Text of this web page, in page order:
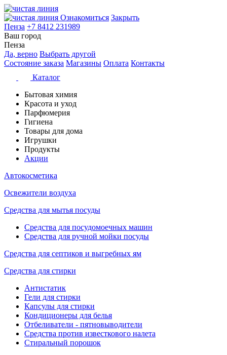
Ознакомиться Закрыть
Пенза +7 8412 231989
Ваш город
Пенза
Да, верно Выбрать другой
Состояние заказа Магазины Оплата Контакты
Каталог
Бытовая химия
Красота и уход
Парфюмерия
Гигиена
Товары для дома
Игрушки
Продукты
Акции
Автокосметика
Освежители воздуха
Средства для мытья посуды
Средства для посудомоечных машин
Средства для ручной мойки посуды
Средства для септиков и выгребных ям
Средства для стирки
Антистатик
Гели для стирки
Капсулы для стирки
Кондиционеры для белья
Отбеливатели - пятновыводители
Средства против известкового налета
Стиральный порошок